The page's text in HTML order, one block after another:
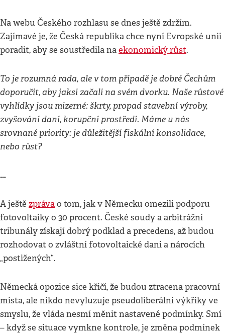
Na webu Českého rozhlasu se dnes ještě zdržím.
Zajímavé je, že Česká republika chce nyní Evropské unii
poradit, aby se soustředila naekonomický růst.
To je rozumná rada, ale v tom případě je dobré Čechům
doporučit, aby jaksi začali na svém dvorku. Naše růstové
vyhlídky jsou mizerné: škrty, propad stavební výroby,
zvyšování daní, korupční prostředí. Máme u nás
srovnané priority: je důležitější fiskální konsolidace,
nebo růst?
…
A ještě zprávao tom, jak v Německu omezili podporu
fotovoltaiky o 30 procent. České soudy a arbitrážní
tribunály získají dobrý podklad a precedens, až budou
rozhodovat o zvláštní fotovoltaické dani a nárocích
„postižených“.
Německá opozice sice křičí, že budou ztracena pracovní
místa, ale nikdo nevyluzuje pseudoliberální výkřiky ve
smyslu, že vláda nesmí měnit nastavené podmínky. Smí
– když se situace vymkne kontrole, je změna podmínek